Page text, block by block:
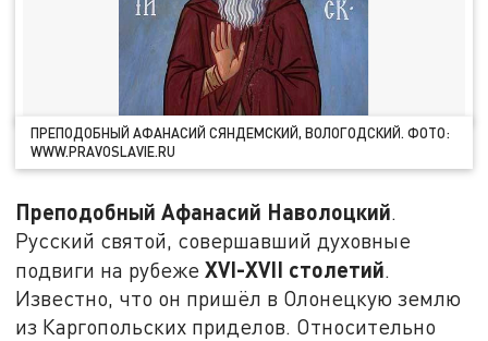
ПРЕПОДОБНЫЙ АФАНАСИЙ СЯНДЕМСКИЙ, ВОЛОГОДСКИЙ. ФОТО:
WWW.PRAVOSLAVIE.RU
Преподобный Афанасий Наволоцкий.
Русский святой, совершавший духовные
подвиги на рубежеXVI-XVII столетий.
Известно, что он пришёл в Олонецкую землю
из Каргопольских приделов. Относительно